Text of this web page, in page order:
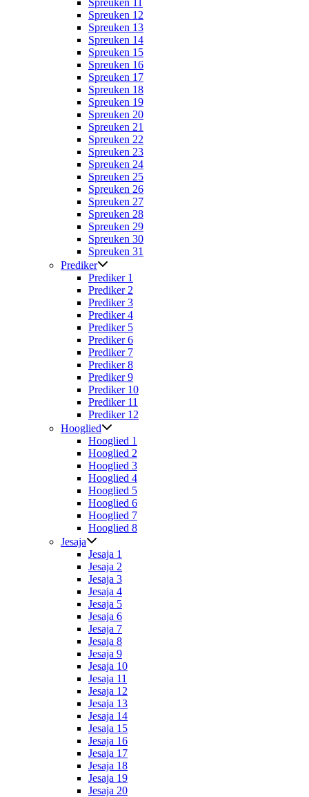
Spreuken 11
Spreuken 12
Spreuken 13
Spreuken 14
Spreuken 15
Spreuken 16
Spreuken 17
Spreuken 18
Spreuken 19
Spreuken 20
Spreuken 21
Spreuken 22
Spreuken 23
Spreuken 24
Spreuken 25
Spreuken 26
Spreuken 27
Spreuken 28
Spreuken 29
Spreuken 30
Spreuken 31
Prediker
Prediker 1
Prediker 2
Prediker 3
Prediker 4
Prediker 5
Prediker 6
Prediker 7
Prediker 8
Prediker 9
Prediker 10
Prediker 11
Prediker 12
Hooglied
Hooglied 1
Hooglied 2
Hooglied 3
Hooglied 4
Hooglied 5
Hooglied 6
Hooglied 7
Hooglied 8
Jesaja
Jesaja 1
Jesaja 2
Jesaja 3
Jesaja 4
Jesaja 5
Jesaja 6
Jesaja 7
Jesaja 8
Jesaja 9
Jesaja 10
Jesaja 11
Jesaja 12
Jesaja 13
Jesaja 14
Jesaja 15
Jesaja 16
Jesaja 17
Jesaja 18
Jesaja 19
Jesaja 20